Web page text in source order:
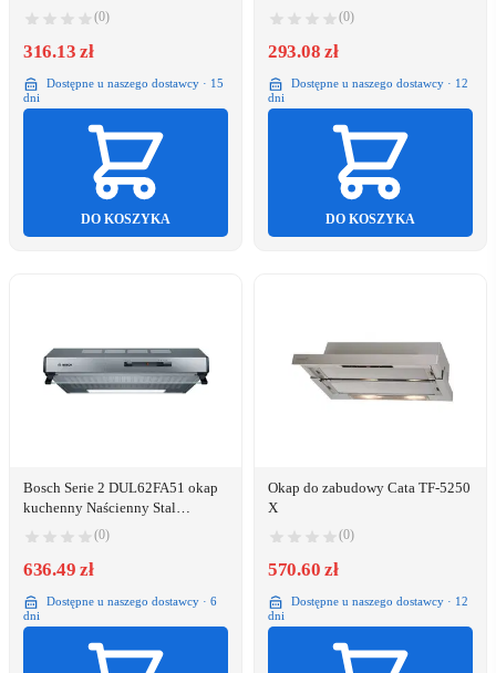
(0)
316.13 zł
Dostępne u naszego dostawcy · 15
dni
DO KOSZYKA
m³/h, LED, Stainless steel
(0)
293.08 zł
Dostępne u naszego dostawcy · 12
dni
DO KOSZYKA
Bosch Serie 2 DUL62FA51 okap
kuchenny Naścienny Stal
nierdzewna 250 m³/h D
(0)
636.49 zł
Dostępne u naszego dostawcy · 6
dni
Okap do zabudowy Cata TF-5250
X
(0)
570.60 zł
Dostępne u naszego dostawcy · 12
dni